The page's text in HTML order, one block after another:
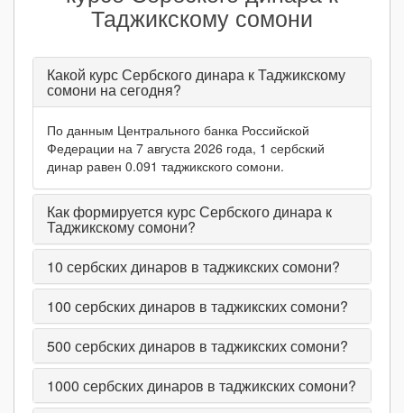
Таджикскому сомони
Какой курс Сербского динара к Таджикскому
сомони на сегодня?
По данным Центрального банка Российской
Федерации на 7 августа 2026 года, 1 сербский
динар равен 0.091 таджикского сомони.
Как формируется курс Сербского динара к
Таджикскому сомони?
10 сербских динаров в таджикских сомони?
100 сербских динаров в таджикских сомони?
500 сербских динаров в таджикских сомони?
1000 сербских динаров в таджикских сомони?